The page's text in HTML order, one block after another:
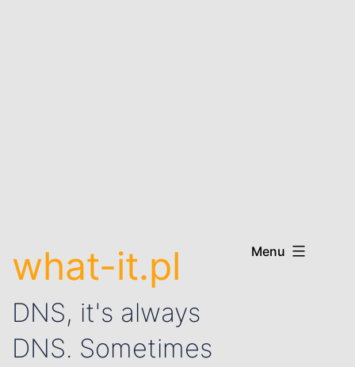
what-it.pl
DNS, it's always
DNS. Sometimes
Menu